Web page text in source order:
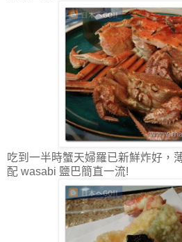
吃到一半時蟹天婦羅已新鮮炸好，
配 wasabi 鹽巴簡直一流!